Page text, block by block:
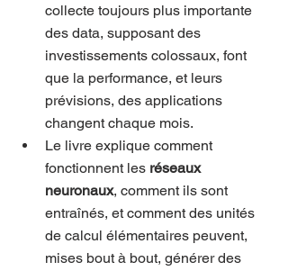
collecte toujours plus importante
des data, supposant des
investissements colossaux, font
que la performance, et leurs
prévisions, des applications
changent chaque mois.
Le livre explique comment
fonctionnent les réseaux
neuronaux, comment ils sont
entraînés, et comment des unités
de calcul élémentaires peuvent,
mises bout à bout, générer des